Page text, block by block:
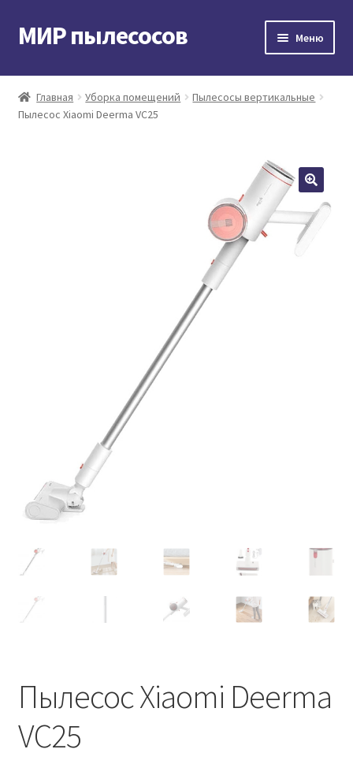
Перейти
к
Перейти
к
МИР пылесосов Меню
Главная
Мой аккаунт
Главная Уборка помещений
Пылесосы вертикальные
Пылесос Xiaomi Deerma VC25
Пылесос Xiaomi Deerma
VC25